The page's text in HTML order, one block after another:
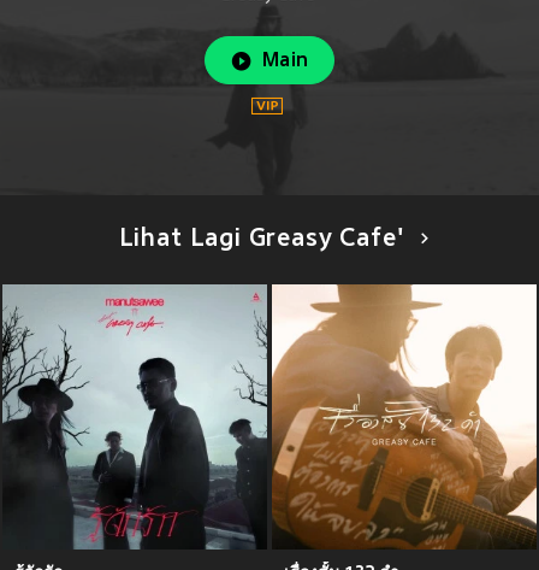
Main
Lihat Lagi Greasy Cafe'